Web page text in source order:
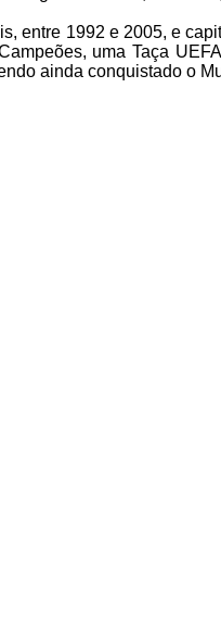
entre 1992 e 2005, e
uma Taça
ainda conquistado o